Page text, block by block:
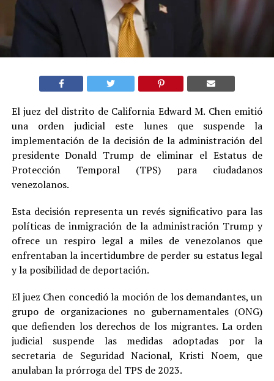
El juez del distrito de California Edward M. Chen emitió
una orden judicial este lunes que suspende la
implementación de la decisión de la administración del
presidente Donald Trump de eliminar el Estatus de
Protección Temporal (TPS) para ciudadanos
venezolanos.
Esta decisión representa un revés significativo para las
políticas de inmigración de la administración Trump y
ofrece un respiro legal a miles de venezolanos que
enfrentaban la incertidumbre de perder su estatus legal
y la posibilidad de deportación.
El juez Chen concedió la moción de los demandantes, un
grupo de organizaciones no gubernamentales (ONG)
que defienden los derechos de los migrantes. La orden
judicial suspende las medidas adoptadas por la
secretaria de Seguridad Nacional, Kristi Noem, que
anulaban la prórroga del TPS de 2023.